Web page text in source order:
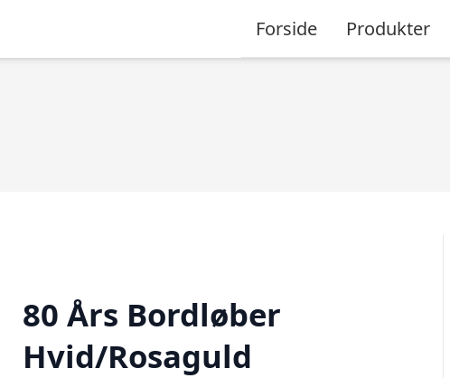
Forside Produkter
80 Års Bordløber
Hvid/Rosaguld